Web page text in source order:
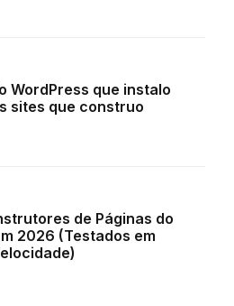
WordPress que instalo
sites que construo
de Páginas do
2026 (Testados em